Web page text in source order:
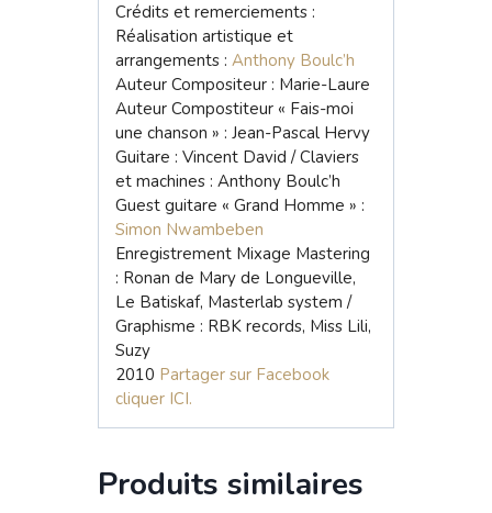
Crédits et remerciements :
Réalisation artistique et
arrangements : Anthony Boulc’h
Auteur Compositeur : Marie-Laure
Auteur Compostiteur « Fais-moi
une chanson » : Jean-Pascal Hervy
Guitare : Vincent David / Claviers
et machines : Anthony Boulc’h
Guest guitare « Grand Homme » :
Simon Nwambeben
Enregistrement Mixage Mastering
: Ronan de Mary de Longueville,
Le Batiskaf, Masterlab system /
Graphisme : RBK records, Miss Lili,
Suzy
2010 Partager sur Facebook
cliquer ICI.
Produits similaires